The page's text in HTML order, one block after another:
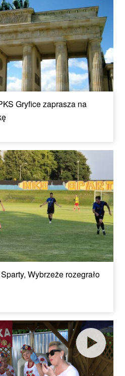
Gryfice zaprasza na
Wybrzeże rozegrało